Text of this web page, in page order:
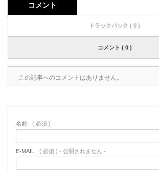
コメント
トラックバック ( 0 )
コメント ( 0 )
この記事へのコメントはありません。
名前 ( 必須 )
E-MAIL ( 必須 ) - 公開されません -